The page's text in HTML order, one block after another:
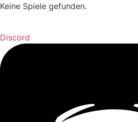
Keine Spiele gefunden.
Discord